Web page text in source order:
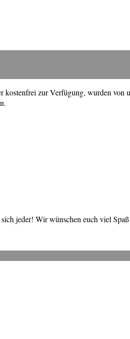
zur Verfügung, wurden von
jeder! Wir wünschen euch viel